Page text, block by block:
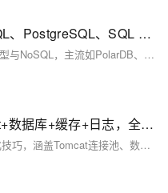
阿里云数据库收费价格：MySQL、PostgreSQL、SQL Server和MariaDB引擎费用整理
阿里云数据库提供多种类型，包括关系型与NoSQL，主流如PolarDB、RDS MySQL/PostgreSQL、Redis等。价格低至21元/月起，支持按需付费与优惠套餐，适用于各类应用场景。
Spring Boot配置优化：Tomcat+数据库+缓存+日志，全场景教程
本文详解Spring Boot十大核心配置优化技巧，涵盖Tomcat连接池、数据库连接池、Jackson时区、日志管理、缓存策略、异步线程池等关键配置，结合代码示例与通俗解释，助你轻松掌握高并发场景下的性能调优方法，适用于实际项目落地。